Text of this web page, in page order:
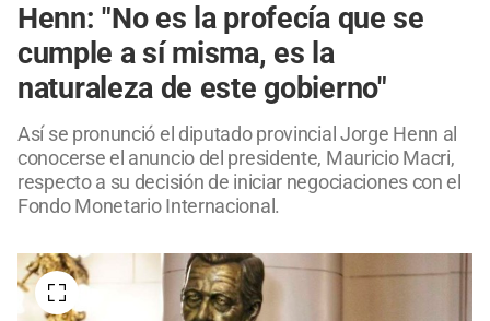
Henn: "No es la profecía que se
cumple a sí misma, es la
naturaleza de este gobierno"
Así se pronunció el diputado provincial Jorge Henn al
conocerse el anuncio del presidente, Mauricio Macri,
respecto a su decisión de iniciar negociaciones con el
Fondo Monetario Internacional.